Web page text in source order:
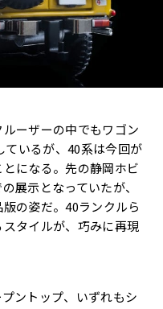
ーザーの中でもワゴン
ているが、40系は今回が
になる。先の静岡ホビ
展示となっていたが、
の姿だ。40ランクルら
タイルが、巧みに再現
ントップ、いずれもシ